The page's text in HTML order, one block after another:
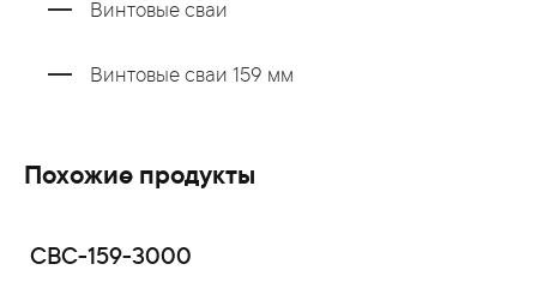
Винтовые сваи
Винтовые сваи 159 мм
Похожие продукты
СВС-159-3000